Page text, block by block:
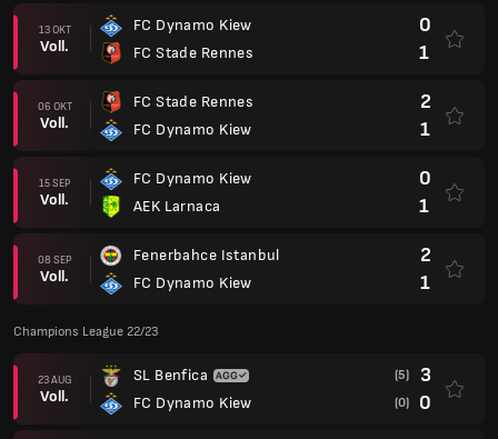
13 OKT
Voll.
FC Dynamo Kiew
FC Stade Rennes
0
1
06 OKT
Voll.
FC Stade Rennes
FC Dynamo Kiew
2
1
15 SEP
Voll.
FC Dynamo Kiew
AEK Larnaca
0
1
08 SEP
Voll.
Fenerbahce Istanbul
FC Dynamo Kiew
2
1
Champions League 22/23
23 AUG
Voll.
SL Benfica
FC Dynamo Kiew
(5) 3
(0) 0